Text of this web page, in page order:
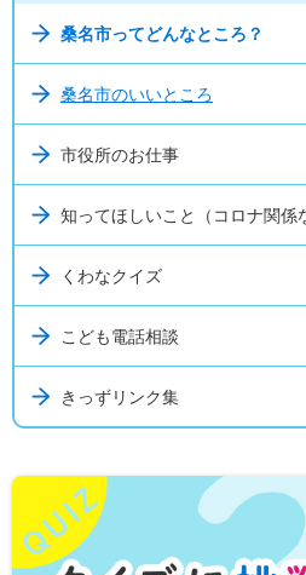
桑名市ってどんなところ？
桑名市のいいところ
市役所のお仕事
知ってほしいこと（コロナ関係
くわなクイズ
こども電話相談
きっずリンク集